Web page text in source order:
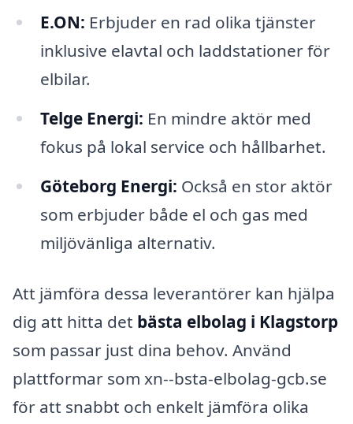
E.ON: Erbjuder en rad olika tjänster
inklusive elavtal och laddstationer för
elbilar.
Telge Energi: En mindre aktör med
fokus på lokal service och hållbarhet.
Göteborg Energi: Också en stor aktör
som erbjuder både el och gas med
miljövänliga alternativ.
Att jämföra dessa leverantörer kan hjälpa
dig att hitta det bästa elbolag i Klagstorp
som passar just dina behov. Använd
plattformar som xn--bsta-elbolag-gcb.se
för att snabbt och enkelt jämföra olika